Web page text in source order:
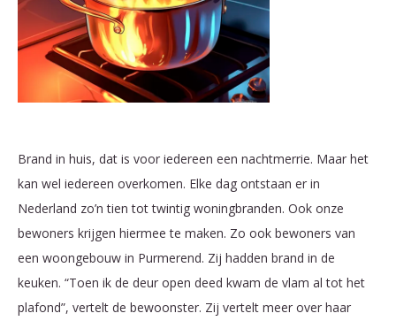
Brand in huis, dat is voor iedereen een nachtmerrie. Maar het
kan wel iedereen overkomen. Elke dag ontstaan er in
Nederland zo’n tien tot twintig woningbranden. Ook onze
bewoners krijgen hiermee te maken. Zo ook bewoners van
een woongebouw in Purmerend. Zij hadden brand in de
keuken. “Toen ik de deur open deed kwam de vlam al tot het
plafond”, vertelt de bewoonster. Zij vertelt meer over haar